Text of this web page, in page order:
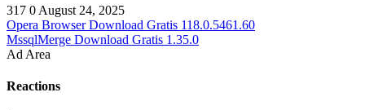
317 0 August 24, 2025
Opera Browser Download Gratis 118.0.5461.60
MssqlMerge Download Gratis 1.35.0
Ad Area
Reactions